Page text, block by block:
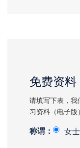
免费资料
请填写下表，我
习资料（电子版
称谓： 女士